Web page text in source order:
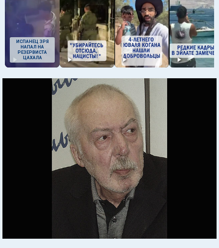
ИСПАНЕЦ ЗРЯ
НАПАЛ НА
РЕЗЕРВИСТА
ЦАХАЛА